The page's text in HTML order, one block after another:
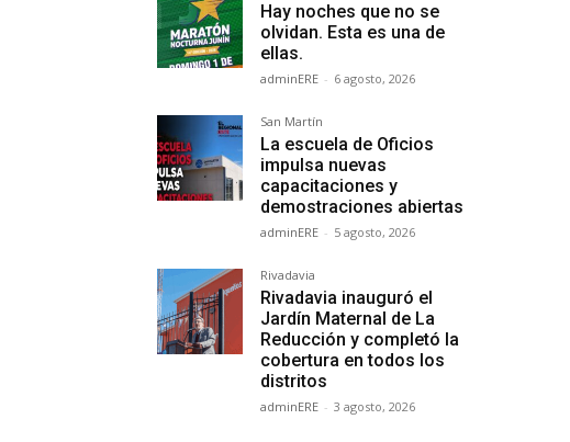
Hay noches que no se
olvidan. Esta es una de
ellas.
adminERE - 6 agosto, 2026
San Martín
La escuela de Oficios
impulsa nuevas
capacitaciones y
demostraciones abiertas
adminERE - 5 agosto, 2026
Rivadavia
Rivadavia inauguró el
Jardín Maternal de La
Reducción y completó la
cobertura en todos los
distritos
adminERE - 3 agosto, 2026